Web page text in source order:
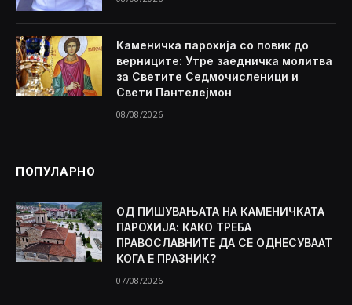
Каменичка парохија со повик до
верниците: Утре заедничка молитва
за Светите Седмочисленици и
Свети Пантелејмон
08/08/2026
ПОПУЛАРНО
ОД ПИШУВАЊАТА НА КАМЕНИЧКАТА
ПАРОХИЈА: КАКО ТРЕБА
ПРАВОСЛАВНИТЕ ДА СЕ ОДНЕСУВААТ
КОГА Е ПРАЗНИК?
07/08/2026